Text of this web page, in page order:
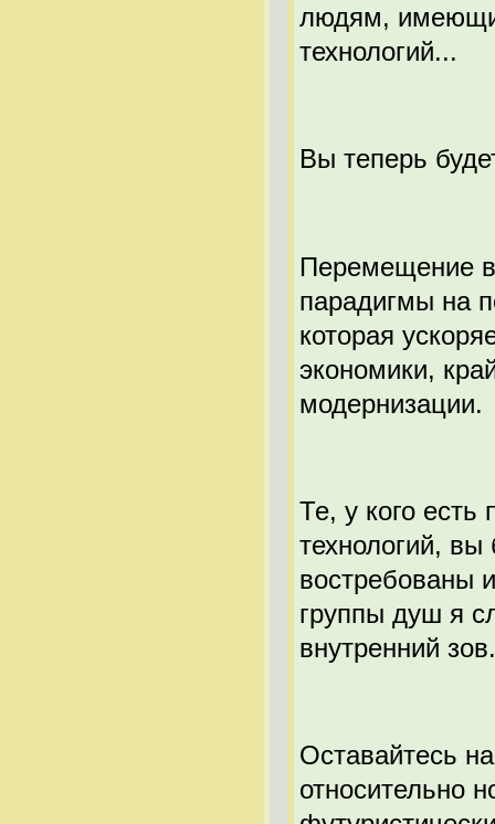
людям,
технологий...
Вы теперь
Перемещение в
парадигмы на
которая
экономики,
модернизации.
Те, у кого есть
технологий,
востребованы
группы душ я
внутренний
Оставайтесь
относительно